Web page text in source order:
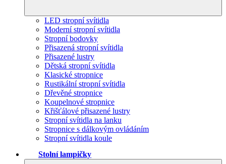
LED stropní svítidla
Moderní stropní svítidla
Stropní bodovky
Přisazená stropní svítidla
Přisazené lustry
Dětská stropní svítidla
Klasické stropnice
Rustikální stropní svítidla
Dřevěné stropnice
Koupelnové stropnice
Křišťálové přisazené lustry
Stropní svítidla na lanku
Stropnice s dálkovým ovládáním
Stropní svítidla koule
Stolní lampičky